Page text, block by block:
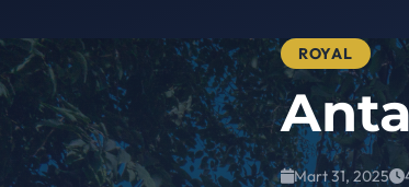
ROYAL
Mart 31, 2025